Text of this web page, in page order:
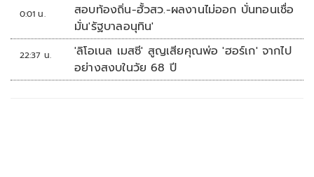
0:01 น.
สอบท้องถิ่น-ฮั้วสว.-ผลงานไม่ออก บั่นทอนเชื่อ
มั่น'รัฐบาลอนุทิน'
22:37 น.
'ลิโอเนล เมสซี' สูญเสียคุณพ่อ 'ฮอร์เก' จากไป
อย่างสงบในวัย 68 ปี